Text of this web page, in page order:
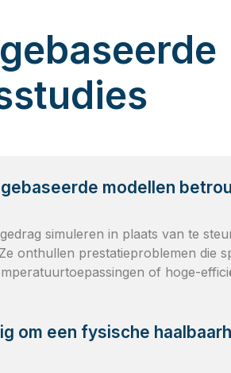
modellen
simuleren in plaats van te
onthullen prestatieproblemen die
of hoge-
om een fysische